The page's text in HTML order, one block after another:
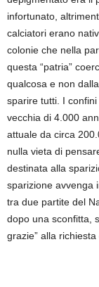
infortunato,
calciatori erano
colonie che nella
questa “patria”
qualcosa e non
sparire tutti. I
vecchia di 4.000
attuale da circa
nulla vieta di
destinata alla
sparizione avvenga
tra due partite del
dopo una sconfitta,
grazie” alla richiesta